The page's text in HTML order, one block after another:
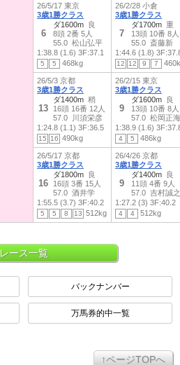
26/5/17 東京
3歳1勝クラス
6
ダ1600m 良
8頭 2番 5人
55.0 松山弘平
1:38.8 (1.6) 3F:37.1
5 5 468kg
26/2/28 小倉
3歳1勝クラス
7
ダ1700m 重
13頭 10番 8人
55.0 斎藤新
1:44.6 (1.8)
12 12 9 7
26/5/3 京都
3歳1勝クラス
13
ダ1400m 稍
16頭 16番 12人
57.0 川須栄彦
1:24.8 (1.1) 3F:36.5
15 16 490kg
26/2/15 東京
3歳1勝クラス
9
ダ1600m 良
13頭 10番 8人
57.0 松岡正海
1:38.9 (1.6)
4 5 486kg
26/5/17 京都
3歳1勝クラス
16
ダ1800m 良
16頭 3番 15人
57.0 酒井学
1:55.5 (3.7) 3F:40.2
5 5 8 13 512kg
26/4/26 京都
3歳1勝クラス
9
ダ1400m 良
11頭 4番 9人
57.0 吉村誠之
1:27.2 (3) 3F:40.2
4 4 512kg
レース一覧
バックナンバー
万馬券的中一覧
↑ページTOPへ